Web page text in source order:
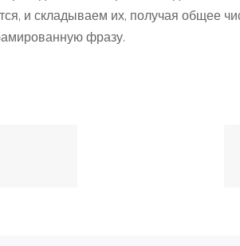
и складываем их, получая общее
фразу.